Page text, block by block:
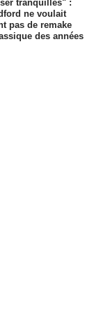
tranquilles" :
ne voulait
pas de remake
des années